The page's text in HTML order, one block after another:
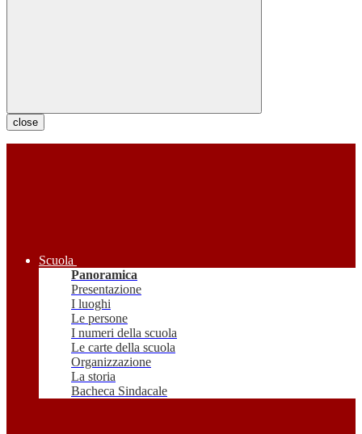
close
Scuola
Panoramica
Presentazione
I luoghi
Le persone
I numeri della scuola
Le carte della scuola
Organizzazione
La storia
Bacheca Sindacale